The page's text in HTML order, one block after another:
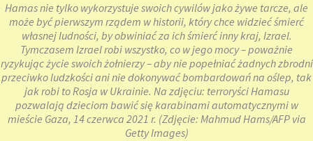
Hamas nie tylko wykorzystuje swoich cywilów jako żywe tarcze, ale
może być pierwszym rządem w historii, który chce widzieć śmierć
własnej ludności, by obwiniać za ich śmierć inny kraj, Izrael.
Tymczasem Izrael robi wszystko, co w jego mocy – poważnie
ryzykując życie swoich żołnierzy – aby nie popełniać żadnych zbrodni
przeciwko ludzkości ani nie dokonywać bombardowań na oślep, tak
jak robi to Rosja w Ukrainie. Na zdjęciu: terroryści Hamasu
pozwalają dzieciom bawić się karabinami automatycznymi w
mieście Gaza, 14 czerwca 2021 r. (Zdjęcie: Mahmud Hams/AFP via
Getty Images)